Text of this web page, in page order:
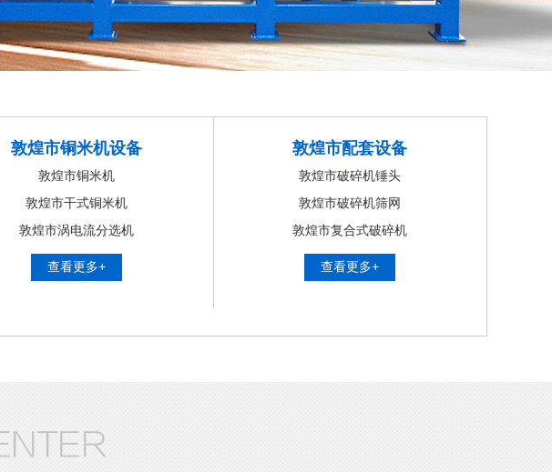
敦煌市铜米机设备
敦煌市铜米机
敦煌市干式铜米机
敦煌市涡电流分选机
查看更多+
敦煌市配套设备
敦煌市破碎机锤头
敦煌市破碎机筛网
敦煌市复合式破碎机
查看更多+